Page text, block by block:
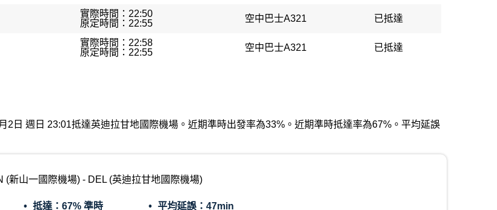
實際時間：22:50
原定時間：22:55
空中巴士A321 已抵達
實際時間：22:58
原定時間：22:55
空中巴士A321 已抵達
日 週日 23:01抵達英迪拉甘地國際機場。近期準時出發率為33%。近期準時抵達率為67%。平均延誤
(新山一國際機場) - DEL (英迪拉甘地國際機場)
抵達： 67% 準時 平均延誤： 47min